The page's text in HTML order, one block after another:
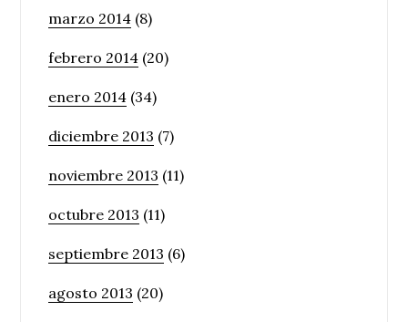
marzo 2014 (8)
febrero 2014 (20)
enero 2014 (34)
diciembre 2013 (7)
noviembre 2013 (11)
octubre 2013 (11)
septiembre 2013 (6)
agosto 2013 (20)